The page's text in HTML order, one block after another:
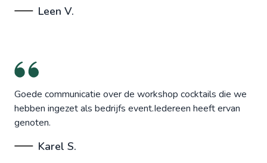
Leen V.
Goede communicatie over de workshop cocktails die we
hebben ingezet als bedrijfs event.Iedereen heeft ervan
genoten.
Karel S.